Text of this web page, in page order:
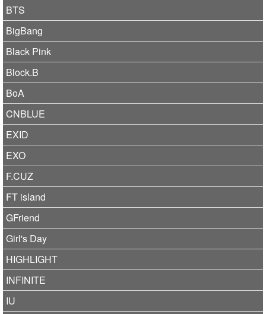
BTS
BigBang
Black Pink
Block.B
BoA
CNBLUE
EXID
EXO
F.CUZ
FT island
GFriend
Girl's Day
HIGHLIGHT
INFINITE
IU